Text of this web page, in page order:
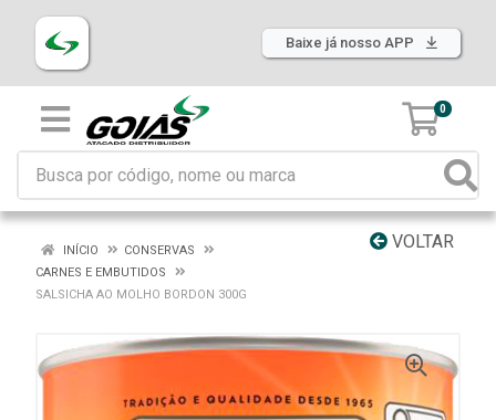
Baixe já nosso APP
0
VOLTAR
INÍCIO
CONSERVAS
CARNES E EMBUTIDOS
SALSICHA AO MOLHO BORDON 300G